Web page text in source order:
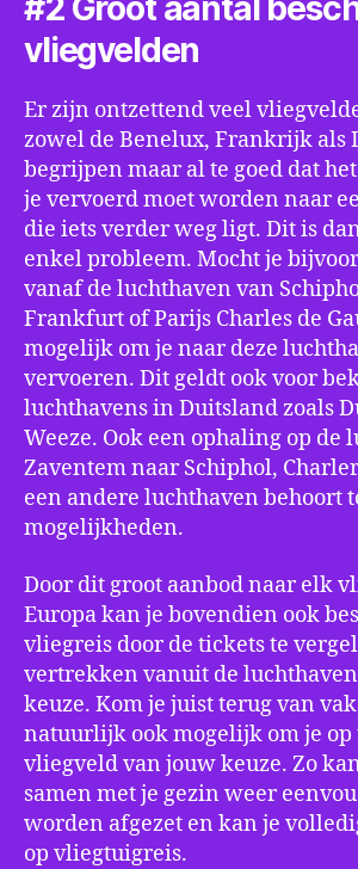
#2 Groot aantal
vliegvelden
Er zijn ontzettend veel
zowel de Benelux, Frankrijk als
begrijpen maar al te goed dat
je vervoerd moet worden naar
die iets verder weg ligt. Dit is
enkel probleem. Mocht je
vanaf de luchthaven van
Frankfurt of Parijs Charles de
mogelijk om je naar deze
vervoeren. Dit geldt ook voor
luchthavens in Duitsland zoals
Weeze. Ook een ophaling op de
Zaventem naar Schiphol,
een andere luchthaven behoort
mogelijkheden.
Door dit groot aanbod naar elk
Europa kan je bovendien ook
vliegreis door de tickets te
vertrekken vanuit de
keuze. Kom je juist terug van
natuurlijk ook mogelijk om je op
vliegveld van jouw keuze. Zo
samen met je gezin weer
worden afgezet en kan je
op vliegtuigreis.